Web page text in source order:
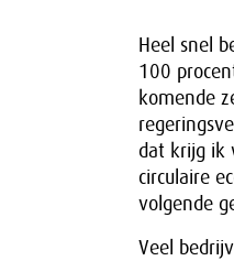
Heel snel
100
komende
dat krijg ik
circulaire
volgende
Veel